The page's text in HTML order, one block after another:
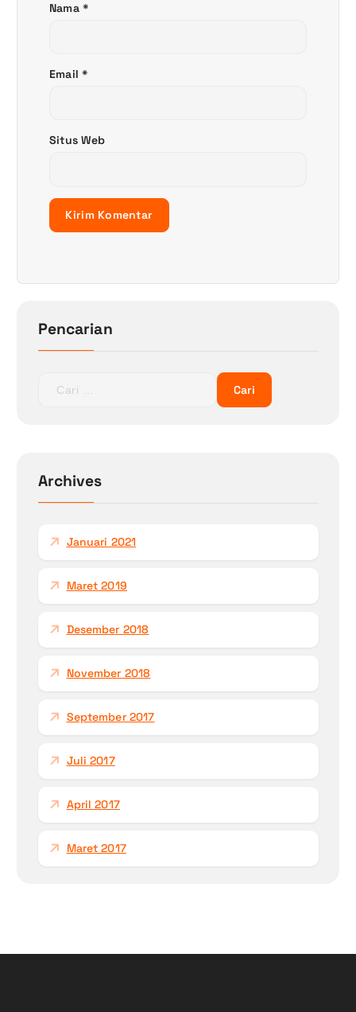
Nama *
Email *
Situs Web
Pencarian
n
tArchives
Januari 2021
Maret 2019
Desember 2018
November 2018
September 2017
Juli 2017
April 2017
Maret 2017